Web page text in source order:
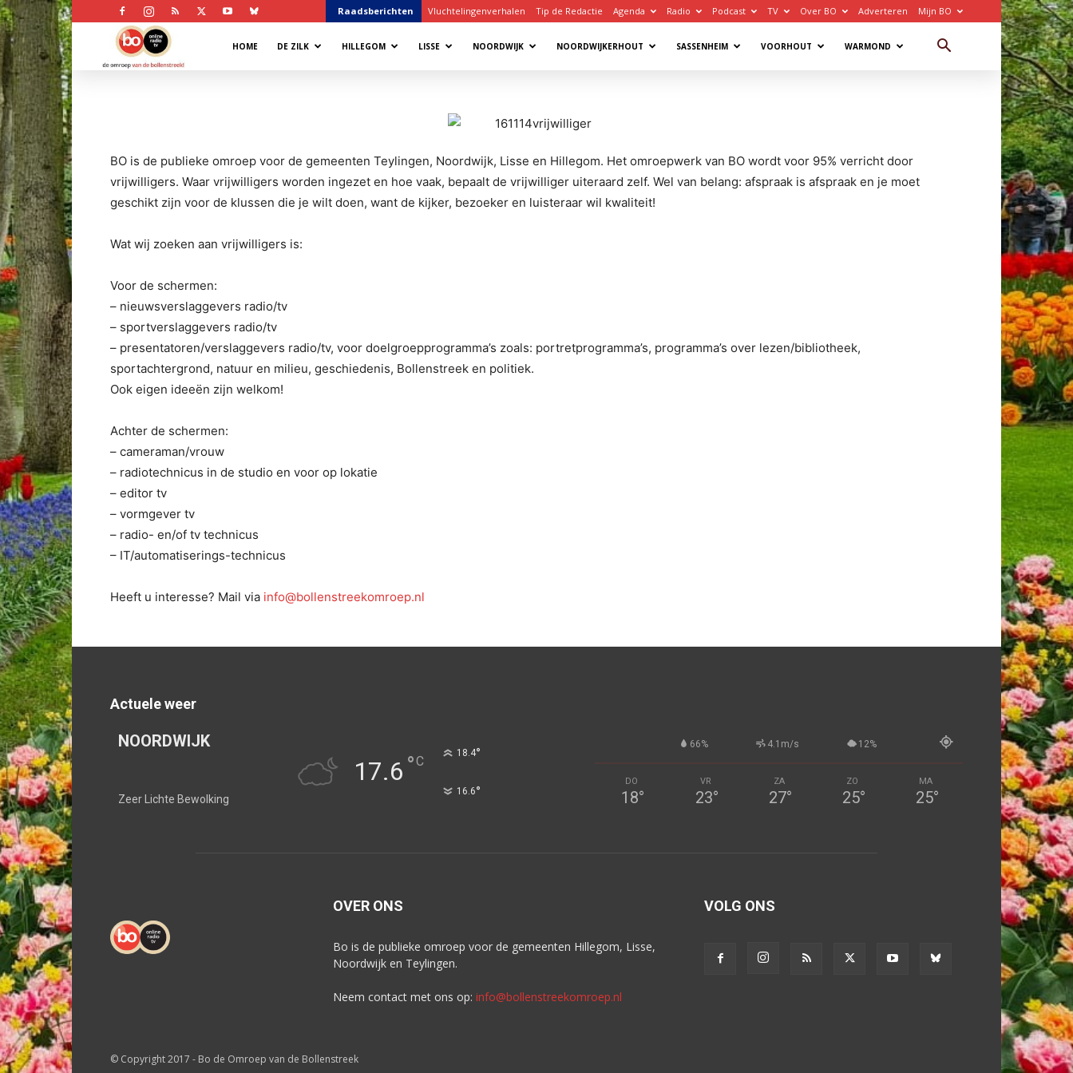
Raadsberichten Vluchtelingenverhalen Tip de Redactie Agenda Radio Podcast TV Over BO Adverteren Mijn BO
Bollenstreek
HOME DE ZILK HILLEGOM LISSE NOORDWIJK NOORDWIJKERHOUT SASSENHEIM VOORHOUT WARMOND
BO is de publieke omroep voor de gemeenten Teylingen, Noordwijk, Lisse en Hillegom. Het omroepwerk van BO wordt voor 95% verricht door
vrijwilligers. Waar vrijwilligers worden ingezet en hoe vaak, bepaalt de vrijwilliger uiteraard zelf. Wel van belang: afspraak is afspraak en je moet
geschikt zijn voor de klussen die je wilt doen, want de kijker, bezoeker en luisteraar wil kwaliteit!
Wat wij zoeken aan vrijwilligers is:
Voor de schermen:
– nieuwsverslaggevers radio/tv
– sportverslaggevers radio/tv
– presentatoren/verslaggevers radio/tv, voor doelgroepprogramma’s zoals: portretprogramma’s, programma’s over lezen/bibliotheek,
sportachtergrond, natuur en milieu, geschiedenis, Bollenstreek en politiek.
Ook eigen ideeën zijn welkom!
Achter de schermen:
– cameraman/vrouw
– radiotechnicus in de studio en voor op lokatie
– editor tv
– vormgever tv
– radio- en/of tv technicus
– IT/automatiserings-technicus
Heeft u interesse? Mail via info@bollenstreekomroep.nl
Actuele weer
NOORDWIJK
Zeer Lichte Bewolking
17.6 °C
18.4°
16.6°
66% 4.1m/s 12%
DO
18°
VR
23°
ZA
27°
ZO
25°
MA
25°
OVER ONS
Bo is de publieke omroep voor de gemeenten Hillegom, Lisse,
Noordwijk en Teylingen.
Neem contact met ons op: info@bollenstreekomroep.nl
VOLG ONS
© Copyright 2017 - Bo de Omroep van de Bollenstreek